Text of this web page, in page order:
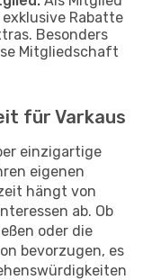
Rabatte
Besonders
Mitgliedschaft
für Varkaus
einzigartige
eigenen
hängt von
ab. Ob
oder die
bevorzugen, es